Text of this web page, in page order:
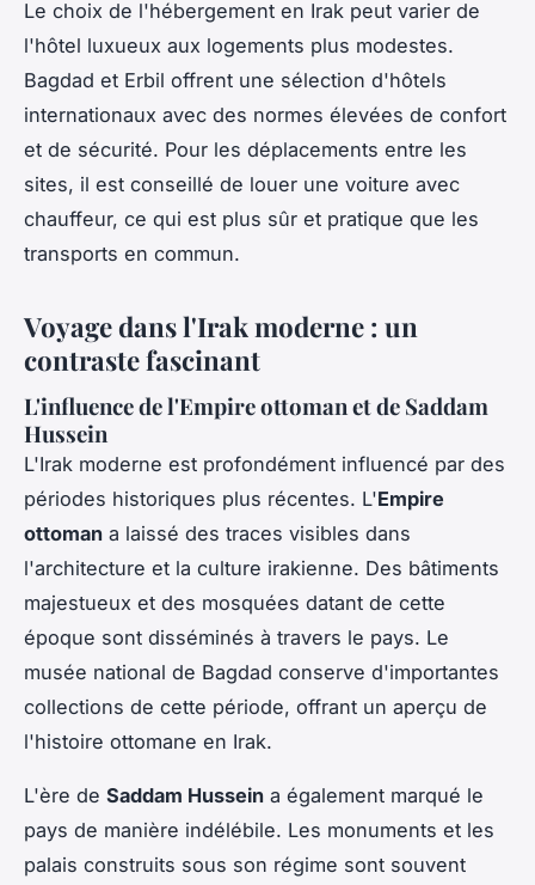
Le choix de l'hébergement en Irak peut varier de
l'hôtel luxueux aux logements plus modestes.
Bagdad et Erbil offrent une sélection d'hôtels
internationaux avec des normes élevées de confort
et de sécurité. Pour les déplacements entre les
sites, il est conseillé de louer une voiture avec
chauffeur, ce qui est plus sûr et pratique que les
transports en commun.
Voyage dans l'Irak moderne : un
contraste fascinant
L'influence de l'Empire ottoman et de Saddam
Hussein
L'Irak moderne est profondément influencé par des
périodes historiques plus récentes. L'Empire
ottoman a laissé des traces visibles dans
l'architecture et la culture irakienne. Des bâtiments
majestueux et des mosquées datant de cette
époque sont disséminés à travers le pays. Le
musée national de Bagdad conserve d'importantes
collections de cette période, offrant un aperçu de
l'histoire ottomane en Irak.
L'ère de Saddam Hussein a également marqué le
pays de manière indélébile. Les monuments et les
palais construits sous son régime sont souvent